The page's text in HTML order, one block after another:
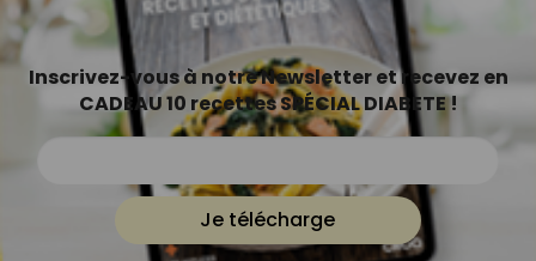
Inscrivez-vous à notre Newsletter et recevez en
CADEAU 10 recettes SPÉCIAL DIABETE !
Je télécharge